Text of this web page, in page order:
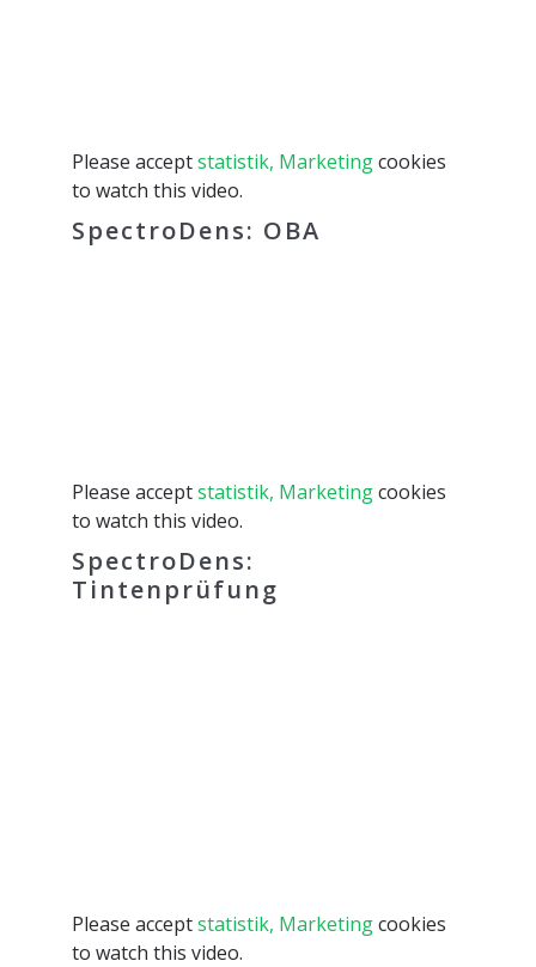
Please acceptstatistik, Marketingcookies
to watch this video.
SpectroDens: OBA
Please acceptstatistik, Marketingcookies
to watch this video.
SpectroDens:
Tintenprüfung
Please acceptstatistik, Marketingcookies
to watch this video.